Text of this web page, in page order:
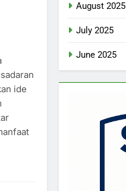
ide
August 2025
July 2025
June 2025